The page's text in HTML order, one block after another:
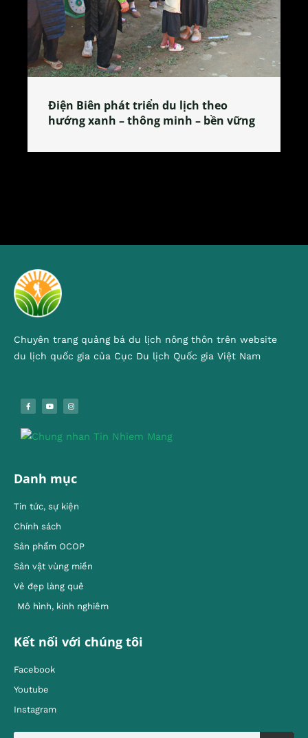
Làng làm bánh tẻ Phú Nhi – nơi lan
tỏa đặc sản xứ Đoài
Chuyên trang quảng bá du lịch nông thôn trên website
du lịch quốc gia của Cục Du lịch Quốc gia Việt Nam
Danh mục
Tin tức, sự kiện
Chính sách
Sản phẩm OCOP
Sản vật vùng miền
Vẻ đẹp làng quê
Mô hình, kinh nghiêm
Kết nối với chúng tôi
Facebook
Youtube
Instagram